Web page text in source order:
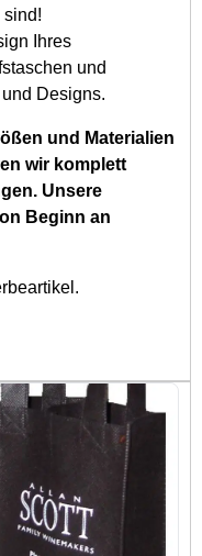
sind!
Ihres
und
Designs.
und Materialien
wir komplett
Unsere
Beginn an